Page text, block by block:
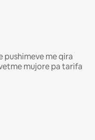
pushimeve me qira
mujore pa tarifa